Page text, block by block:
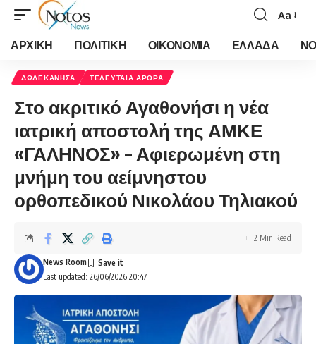
Font
Resizer
Aa
ΑΡΧΙΚΗ ΠΟΛΙΤΙΚΗ ΟΙΚΟΝΟΜΙΑ ΕΛΛΑΔΑ
ΔΩΔΕΚΑΝΗΣΑ ΤΕΛΕΥΤΑΙΑ ΑΡΘΡΑ
Στο ακριτικό Αγαθονήσι η νέα
ιατρική αποστολή της ΑΜΚΕ
«ΓΑΛΗΝΟΣ» – Αφιερωμένη στη
μνήμη του αείμνηστου
ορθοπεδικού Νικολάου Τηλιακού
Last updated: 26/06/2026 20:47
News Room
2 Min Read